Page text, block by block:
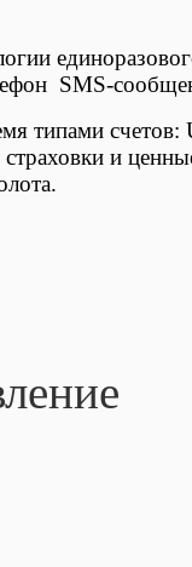
SMS-
типами
и